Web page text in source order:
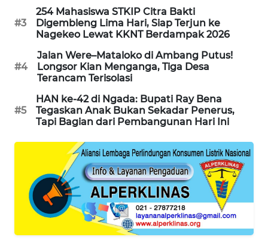
#3
254 Mahasiswa STKIP Citra Bakti
Digembleng Lima Hari, Siap Terjun ke
Nagekeo Lewat KKNT Berdampak 2026
#4
Jalan Were–Mataloko di Ambang Putus!
Longsor Kian Menganga, Tiga Desa
Terancam Terisolasi
#5
HAN ke-42 di Ngada: Bupati Ray Bena
Tegaskan Anak Bukan Sekadar Penerus,
Tapi Bagian dari Pembangunan Hari Ini
HUMBANG
NEWS
GARONGGANG
NEWS
FISUELRI
ID
CILEUNGSI
NEWS
BERKAT